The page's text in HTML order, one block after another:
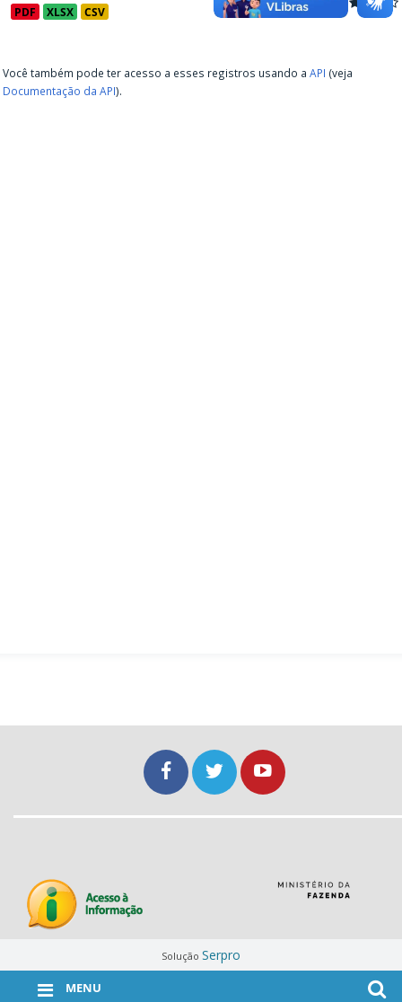
MENU
PDF XLSX CSV
Você também pode ter acesso a esses registros usando a API (veja
Documentação da API).
Solução Serpro